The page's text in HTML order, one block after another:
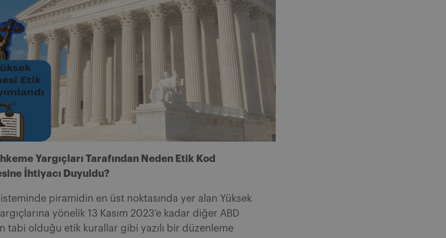
Yargıçları Tarafından Neden Etik Kod
İhtiyacı Duyuldu?
piramidin en üst noktasında yer alan Yüksek
yönelik 13 Kasım 2023’e kadar diğer ABD
tabi olduğu etik kurallar gibi yazılı bir düzenleme